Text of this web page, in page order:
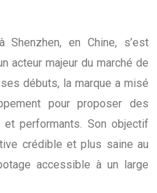
en Chine, s’est
acteur majeur du marché de
débuts, la marque a misé
pour proposer des
performants. Son objectif
crédible et plus saine au
accessible à un large